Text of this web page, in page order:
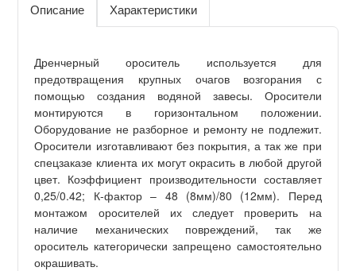
Описание Характеристики
Дренчерный ороситель используется для
предотвращения крупных очагов возгорания с
помощью создания водяной завесы. Оросители
монтируются в горизонтальном положении.
Оборудование не разборное и ремонту не подлежит.
Оросители изготавливают без покрытия, а так же при
спецзаказе клиента их могут окрасить в любой другой
цвет. Коэффициент производительности составляет
0,25/0.42; К-фактор – 48 (8мм)/80 (12мм). Перед
монтажом оросителей их следует проверить на
наличие механических повреждений, так же
ороситель категорически запрещено самостоятельно
окрашивать.